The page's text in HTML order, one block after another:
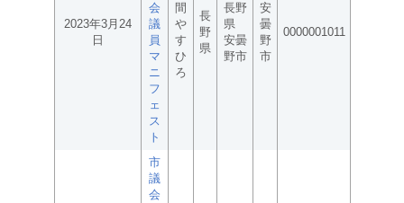
2023年3月24
日
会
議
員
マ
ニ
フ
ェ
ス
ト
間
や
す
ひ
ろ
長
野
県
長野
県
安曇
野市
安
曇
野
市
0000001011
市
議
会